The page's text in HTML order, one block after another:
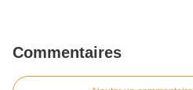
Commentaires